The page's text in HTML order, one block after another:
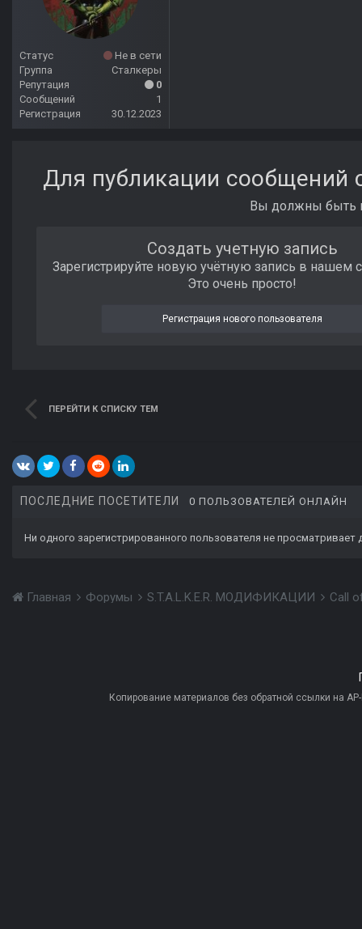
Статус
Не в сети
Группа
Сталкеры
Репутация
0
Сообщений
1
Регистрация
30.12.2023
Для публикации сообщений
Вы должны быть
Создать учетную запись
Зарегистрируйте новую учётную запись в нашем
Это очень просто!
Регистрация нового пользователя
ПЕРЕЙТИ К СПИСКУ ТЕМ
ПОСЛЕДНИЕ ПОСЕТИТЕЛИ 0 ПОЛЬЗОВАТЕЛЕЙ ОНЛАЙН
Ни одного зарегистрированного пользователя не просматривает
Главная Форумы S.T.A.L.K.E.R. МОДИФИКАЦИИ Call
Копирование материалов без обратной ссылки на